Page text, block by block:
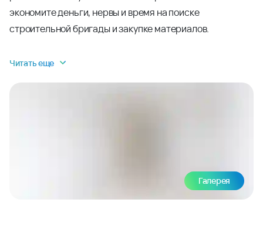
экономите деньги, нервы и время на поиске
строительной бригады и закупке материалов.
Читать еще
Галерея